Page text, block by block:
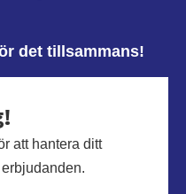
det tillsammans!
att hantera ditt